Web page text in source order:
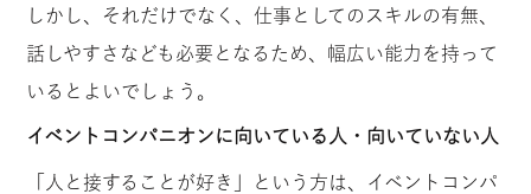
しかし、それだけでなく、仕事としてのスキルの有無、
話しやすさなども必要となるため、幅広い能力を持って
いるとよいでしょう。
イベントコンパニオンに向いている人・向いていない人
「人と接することが好き」という方は、イベントコンパ